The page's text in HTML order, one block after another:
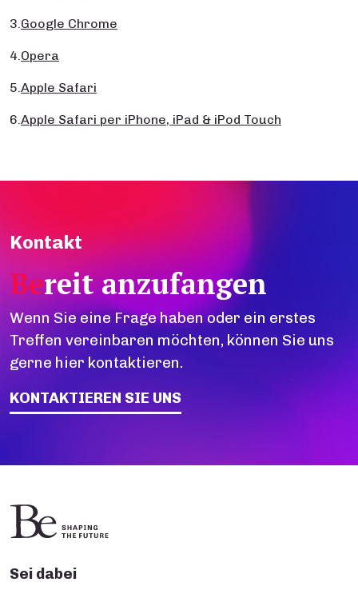
3.Google Chrome
4.Opera
5.Apple Safari
6.Apple Safari per iPhone, iPad & iPod Touch
Kontakt
Bereit anzufangen
Wenn Sie eine Frage haben oder ein erstes
Treffen vereinbaren möchten, können Sie uns
gerne hier kontaktieren.
KONTAKTIEREN SIE UNS
Sei dabei